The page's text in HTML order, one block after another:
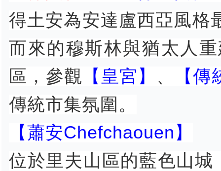
得土安為安達盧西亞風格
而來的穆斯林與猶太人
區，參觀 【皇宮】 、
【
傳統市集氛圍。
【蕭安Chefchaouen】
位於里夫山區的藍色山